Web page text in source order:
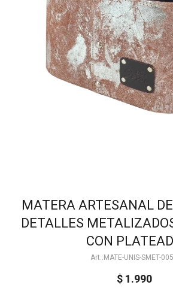
MATERA ARTESANAL
DETALLES
CON
MATE-UNIS-SMET-
$ 1.990